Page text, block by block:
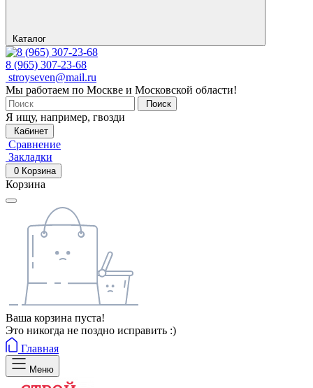
Каталог
8 (965) 307-23-68
stroyseven@mail.ru
Мы работаем по Москве и Московской области!
Поиск
Я ищу, например, гвозди
Кабинет
Сравнение
Закладки
0 Корзина
Корзина
Ваша корзина пуста!
Это никогда не поздно исправить :)
Главная
Меню